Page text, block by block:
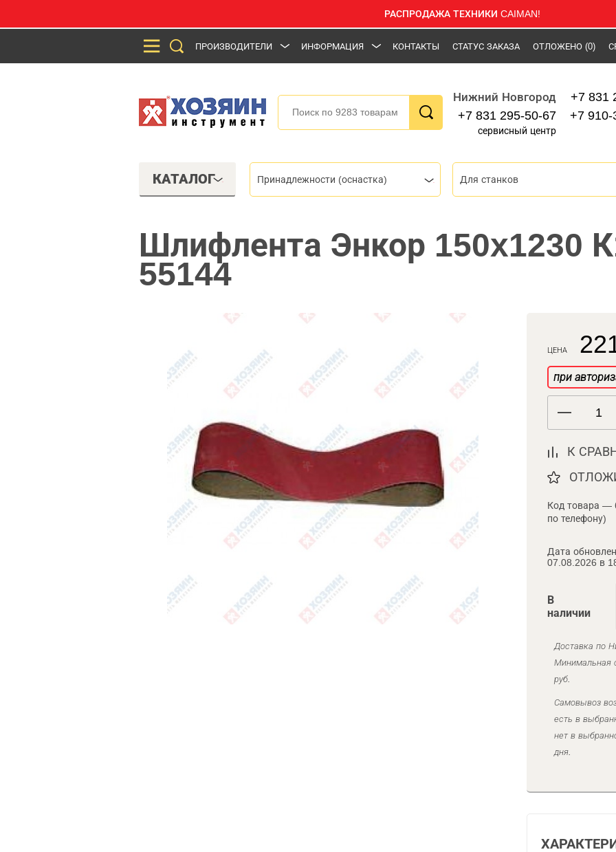
РАСПРОДАЖА ТЕХНИКИ CAIMAN!
ПРОИЗВОДИТЕЛИ ИНФОРМАЦИЯ КОНТАКТЫ СТАТУС ЗАКАЗА ОТЛОЖЕНО (0)
Нижний Новгород
+7 831 295-50-67
сервисный центр
+7 831
+7 910-
КАТАЛОГ Принадлежности (оснастка) Для станков
Шлифлента Энкор 150x1230
55144
ЦЕНА
при
К
Код товара —
по телефону)
Дата
07.08.2026 в
В
наличии
Доставка по
Минимальная
руб.
Самовывоз
есть в
нет в
дня.